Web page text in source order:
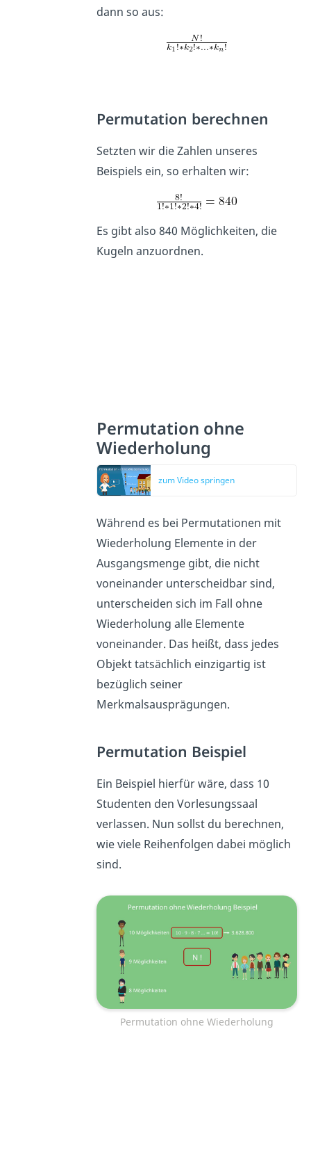
dann so aus:
Permutation berechnen
Setzten wir die Zahlen unseres
Beispiels ein, so erhalten wir:
Es gibt also 840 Möglichkeiten, die
Kugeln anzuordnen.
Permutation ohne
Wiederholung
zum Video springen
Während es bei Permutationen mit
Wiederholung Elemente in der
Ausgangsmenge gibt, die nicht
voneinander unterscheidbar sind,
unterscheiden sich im Fall ohne
Wiederholung alle Elemente
voneinander. Das heißt, dass jedes
Objekt tatsächlich einzigartig ist
bezüglich seiner
Merkmalsausprägungen.
Permutation Beispiel
Ein Beispiel hierfür wäre, dass 10
Studenten den Vorlesungssaal
verlassen. Nun sollst du berechnen,
wie viele Reihenfolgen dabei möglich
sind.
Permutation ohne Wiederholung